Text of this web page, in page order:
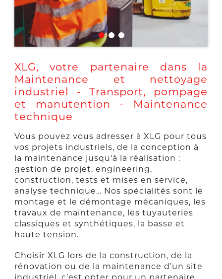
XLG, votre partenaire dans la
Maintenance et nettoyage
industriel - Transport, pompage
et manutention - Maintenance
technique
Vous pouvez vous adresser à XLG pour tous
vos projets industriels, de la conception à
la maintenance jusqu’à la réalisation :
gestion de projet, engineering,
construction, tests et mises en service,
analyse technique… Nos spécialités sont le
montage et le démontage mécaniques, les
travaux de maintenance, les tuyauteries
classiques et synthétiques, la basse et
haute tension.
Choisir XLG lors de la construction, de la
rénovation ou de la maintenance d’un site